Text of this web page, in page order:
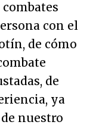
con el
de cómo
de
ya
nuestro